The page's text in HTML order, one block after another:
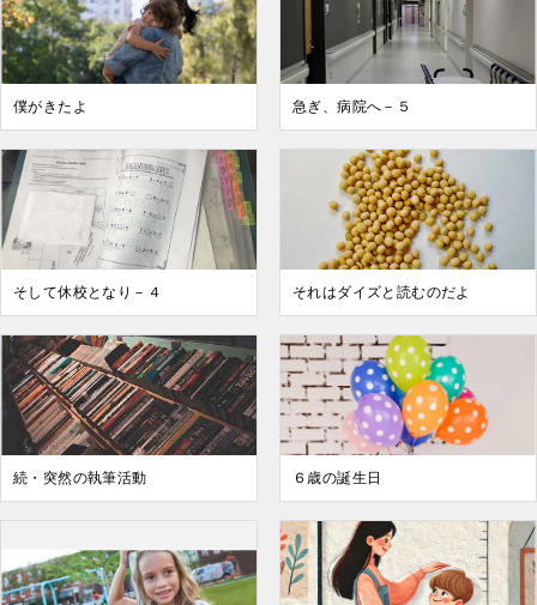
僕がきたよ 急ぎ、病院へ－５
そして休校となり－４ それはダイズと読むのだよ
続・突然の執筆活動 ６歳の誕生日